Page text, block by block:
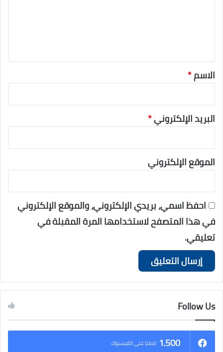
الاسم*
البريد الإلكتروني*
الموقع الإلكتروني
احفظ اسمي، بريدي الإلكتروني، والموقع الإلكتروني
في هذا المتصفح لاستخدامها المرة المقبلة في
تعليقي.
Follow Us
1٬500 تابعنا على الفيسبوك